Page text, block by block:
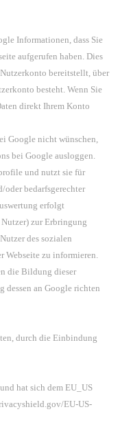
Informationen, dass Sie
aufgerufen haben. Dies
bereitstellt, über
besteht. Wenn Sie
direkt Ihrem Konto
Google nicht wünschen,
bei Google ausloggen.
und nutzt sie für
oder bedarfsgerechter
erfolgt
zur Erbringung
des sozialen
Webseite zu informieren.
die Bildung dieser
dessen an Google richten
durch die Einbindung
hat sich dem EU_US
EU-US-